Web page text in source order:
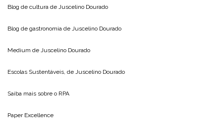
Blog de cultura de Juscelino Dourado
Blog de gastronomia de Juscelino Dourado
Medium de Juscelino Dourado
Escolas Sustentáveis, de Juscelino Dourado
Saiba mais sobre o RPA
Paper Excellence